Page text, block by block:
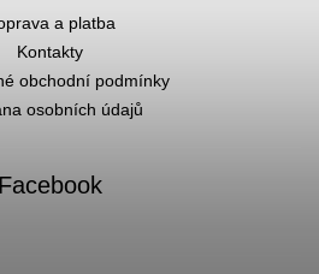
a platba
Kontakty
obchodní podmínky
osobních údajů
Facebook